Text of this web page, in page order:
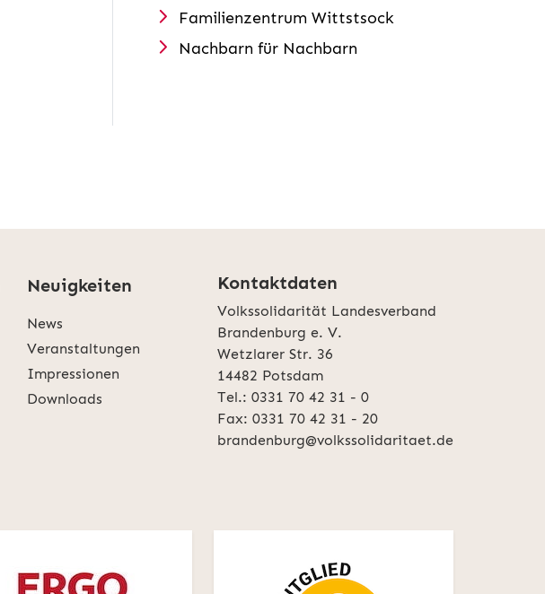
Familienzentrum Wittstsock
Nachbarn für Nachbarn
Neuigkeiten
News
Veranstaltungen
Impressionen
Downloads
Kontaktdaten
Volkssolidarität Landesverband
Brandenburg e. V.
Wetzlarer Str. 36
14482 Potsdam
Tel.: 0331 70 42 31 - 0
Fax: 0331 70 42 31 - 20
brandenburg@volkssolidaritaet.de